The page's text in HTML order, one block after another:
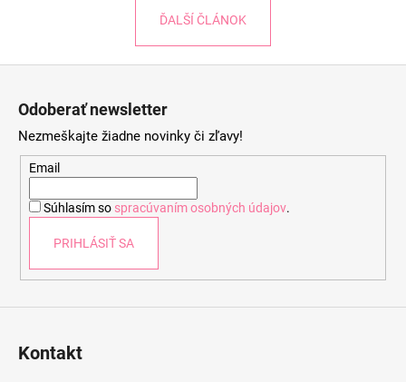
ĎALŠÍ ČLÁNOK
Odoberať newsletter
Nezmeškajte žiadne novinky či zľavy!
Email
Súhlasím so spracúvaním osobných údajov.
PRIHLÁSIŤ SA
Kontakt